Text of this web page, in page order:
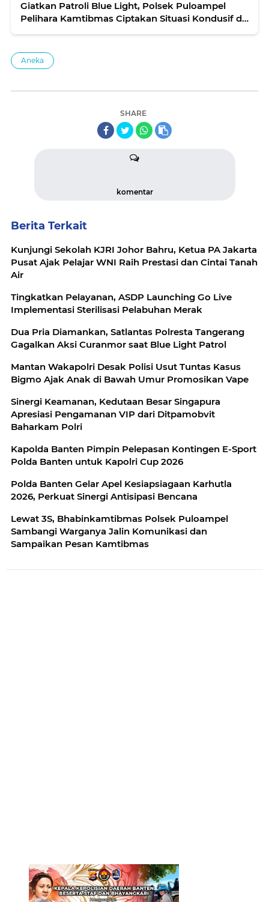
Giatkan Patroli Blue Light, Polsek Puloampel
Pelihara Kamtibmas Ciptakan Situasi Kondusif di
Aneka
SHARE
komentar
Berita Terkait
Kunjungi Sekolah KJRI Johor Bahru, Ketua PA Jakarta
Pusat Ajak Pelajar WNI Raih Prestasi dan Cintai Tanah
Air
Tingkatkan Pelayanan, ASDP Launching Go Live
Implementasi Sterilisasi Pelabuhan Merak
Dua Pria Diamankan, Satlantas Polresta Tangerang
Gagalkan Aksi Curanmor saat Blue Light Patrol
Mantan Wakapolri Desak Polisi Usut Tuntas Kasus
Bigmo Ajak Anak di Bawah Umur Promosikan Vape
Sinergi Keamanan, Kedutaan Besar Singapura
Apresiasi Pengamanan VIP dari Ditpamobvit
Baharkam Polri
Kapolda Banten Pimpin Pelepasan Kontingen E-Sport
Polda Banten untuk Kapolri Cup 2026
Polda Banten Gelar Apel Kesiapsiagaan Karhutla
2026, Perkuat Sinergi Antisipasi Bencana
Lewat 3S, Bhabinkamtibmas Polsek Puloampel
Sambangi Warganya Jalin Komunikasi dan
Sampaikan Pesan Kamtibmas